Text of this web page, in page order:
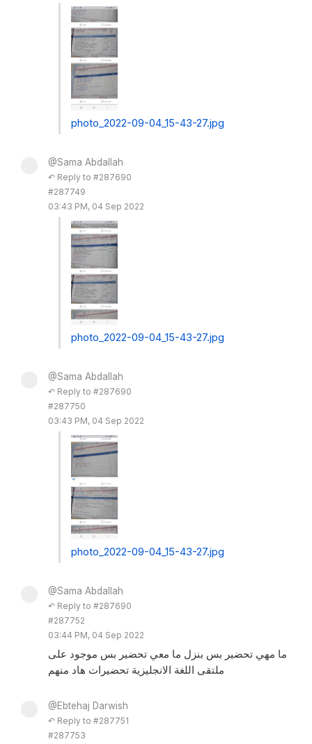
photo_2022-09-04_15-43-27.jpg
@Sama Abdallah
↶ Reply to #287690
#287749
03:43 PM, 04 Sep 2022
photo_2022-09-04_15-43-27.jpg
@Sama Abdallah
↶ Reply to #287690
#287750
03:43 PM, 04 Sep 2022
photo_2022-09-04_15-43-27.jpg
@Sama Abdallah
↶ Reply to #287690
#287752
03:44 PM, 04 Sep 2022
ما مهي تحضير بس بنزل ما معي تحضير بس موجود على
ملتقى اللغة الانجليزية تحضيرات هاد منهم
@Ebtehaj Darwish
↶ Reply to #287751
#287753